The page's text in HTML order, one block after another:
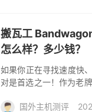
搬瓦工
怎么样？多少钱？
如果你正在寻找速度快
对是首选之一！作为老
国外主机测评